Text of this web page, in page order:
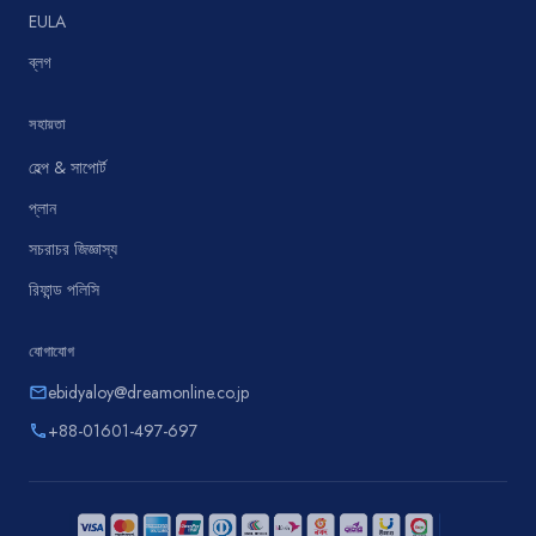
EULA
ব্লগ
সহায়তা
হেল্প & সাপোর্ট
প্লান
সচরাচর জিজ্ঞাস্য
রিফান্ড পলিসি
যোগাযোগ
emailebidyaloy@dreamonline.co.jp
phone+88-01601-497-697